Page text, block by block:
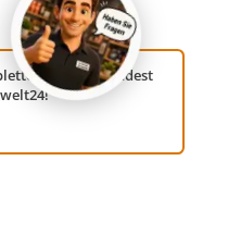
Sortiment findest